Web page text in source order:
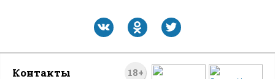
18+
Контакты